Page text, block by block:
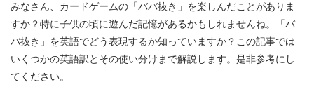
みなさん、カードゲームの「ババ抜き」を楽しんだことがありま
すか？特に子供の頃に遊んだ記憶があるかもしれませんね。「バ
バ抜き」を英語でどう表現するか知っていますか？この記事では
いくつかの英語訳とその使い分けまで解説します。是非参考にし
てください。